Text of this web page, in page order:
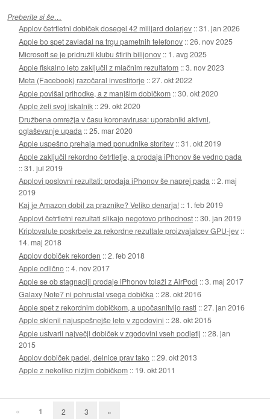
Preberite si še…
Applov četrtletni dobiček dosegel 42 milijard dolarjev ::31. jan 2026
Apple bo spet zavladal na trgu pametnih telefonov ::26. nov 2025
Microsoft se je pridružil klubu štirih bilijonov :: 1. avg 2025
Apple fiskalno leto zaključil z mlačnim rezultatom ::3. nov 2023
Meta (Facebook) razočaral investitorje ::27. okt 2022
Apple povišal prihodke, a z manjšim dobičkom ::30. okt 2020
Apple želi svoj iskalnik ::29. okt 2020
Družbena omrežja v času koronavirusa: uporabniki aktivni,
oglaševanje upada ::25. mar 2020
Apple uspešno prehaja med ponudnike storitev ::31. okt 2019
Apple zaključil rekordno četrtletje, a prodaja iPhonov še vedno pada
::31. jul 2019
Applovi poslovni rezultati: prodaja iPhonov še naprej pada ::2. maj
2019
Kaj je Amazon dobil za praznike? Veliko denarja! :: 1. feb 2019
Applovi četrtletni rezultati slikajo negotovo prihodnost ::30. jan 2019
Kriptovalute poskrbele za rekordne rezultate proizvajalcev GPU-jev ::
14. maj 2018
Applov dobiček rekorden ::2. feb 2018
Apple odlično ::4. nov 2017
Apple se ob stagnaciji prodaje iPhonov tolaži z AirPodi ::3. maj 2017
Galaxy Note7 ni pohrustal vsega dobička ::28. okt 2016
Apple spet z rekordnim dobičkom, a upočasnitvijo rasti ::27. jan 2016
Apple sklenil najuspešnejše leto v zgodovini ::28. okt 2015
Apple ustvaril največji dobiček v zgodovini vseh podjetij ::28. jan
2015
Applov dobiček padel, delnice prav tako ::29. okt 2013
Apple z nekoliko nižjim dobičkom :: 19. okt 2011
« 1 2 3 »